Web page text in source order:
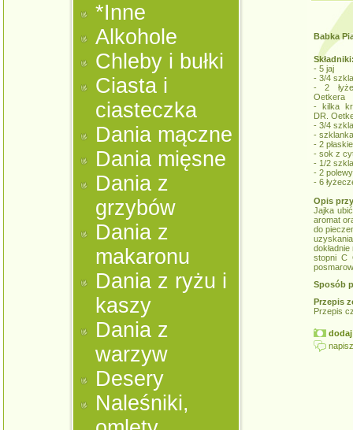
*Inne
Alkohole
Chleby i bułki
Ciasta i
ciasteczka
Dania mączne
Dania mięsne
Dania z
grzybów
Dania z
makaronu
Dania z ryżu i
kaszy
Dania z
warzyw
Desery
Naleśniki,
Babka
- 5 jaj
- 3/4
- 2
Oetkera
- kilka
DR.
- 3/4
-
- 2
- sok z
- 1/2
- 2
- 6
Opis
Jajka
aromat
do
stopni C
Sposób
Przepis
Przepis